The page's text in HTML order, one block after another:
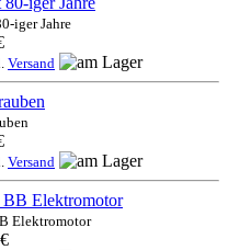
iger Jahre
Versand
Versand
Elektromotor